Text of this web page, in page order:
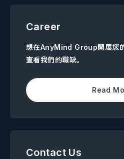
Career
想在AnyMind Group開展您
查看我們的職缺。
Read
Contact Us